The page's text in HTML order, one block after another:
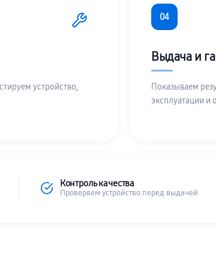
устройство,
04
Выдача и
Показываем
эксплуатации и
Контроль качества
Проверяем устройство перед выдачей